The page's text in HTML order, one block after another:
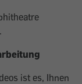
ist es, Ihnen